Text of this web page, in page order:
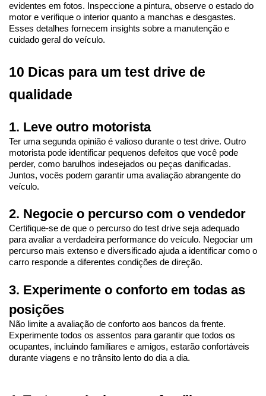
evidentes em fotos. Inspeccione a pintura, observe o estado do
motor e verifique o interior quanto a manchas e desgastes.
Esses detalhes fornecem insights sobre a manutenção e
cuidado geral do veículo.
10 Dicas para um test drive de
qualidade
1. Leve outro motorista
Ter uma segunda opinião é valioso durante o test drive. Outro
motorista pode identificar pequenos defeitos que você pode
perder, como barulhos indesejados ou peças danificadas.
Juntos, vocês podem garantir uma avaliação abrangente do
veículo.
2. Negocie o percurso com o vendedor
Certifique-se de que o percurso do test drive seja adequado
para avaliar a verdadeira performance do veículo. Negociar um
percurso mais extenso e diversificado ajuda a identificar como o
carro responde a diferentes condições de direção.
3. Experimente o conforto em todas as
posições
Não limite a avaliação de conforto aos bancos da frente.
Experimente todos os assentos para garantir que todos os
ocupantes, incluindo familiares e amigos, estarão confortáveis
durante viagens e no trânsito lento do dia a dia.